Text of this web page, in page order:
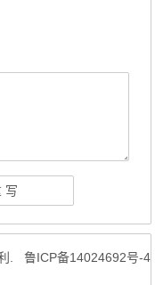
. 鲁ICP备14024692号-4